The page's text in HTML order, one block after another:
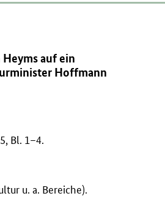
auf ein
Hoffmann
Bl. 1–4.
u. a. Bereiche).